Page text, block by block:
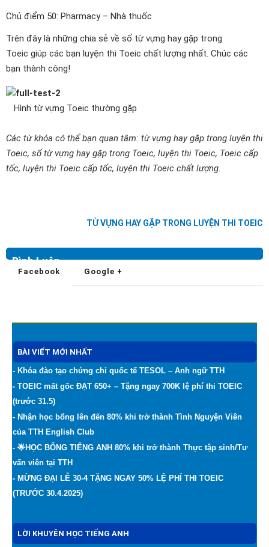
Chủ điểm 50: Pharmacy – Nhà thuốc
Trên đây là những chia sẻ về số từ vựng hay gặp trong
Toeic giúp các bạn luyện thi Toeic chất lượng nhất. Chúc các
bạn thành công!
Hình từ vựng Toeic thường gặp
Các từ khóa có thể bạn quan tâm: từ vựng hay gặp trong luyện thi
Toeic, số từ vựng hay gặp trong Toeic, luyện thi Toeic, Toeic cấp
tốc, luyện thi Toeic cấp tốc, luyện thi Toeic chất lượng.
TỪ VỰNG HAY GẶP TRONG LUYỆN THI TOEIC
Bình Luận
Facebook Google +
BÀI VIẾT MỚI NHẤT
- Khóa đào tạo chứng chỉ quốc tế TESOL – Anh ngữ TTH
- TOEIC mất gốc ĐẠT 650+ – Tặng ngay 700K lệ phí thi TOEIC
(trước 31.5)
- Nhận học bổng lên đến 80% khi trở thành Tình Nguyện Viên
của TTH English Club
- 🌟HỌC BỔNG TIẾNG ANH 80% khi trở thành Thực tập sinh/Tư
vấn viên tại TTH
- MỪNG ĐẠI LỄ 30-4 TẶNG NGAY 50% LỆ PHÍ THI TOEIC
(TRƯỚC 30.4.2025)
LỜI KHUYÊN HỌC TIẾNG ANH